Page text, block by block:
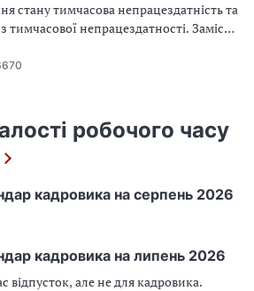
стану тимчасова непрацездатність та
непрацездатності. Замість
частіше використовується е-
встановлює закон? Що робити
непрацездатності? Коли соцстрах
передбачено термін виплати
листа — у статті
робочого часу
кадровика на серпень 2026
кадровика на липень 2026
відпусток, але не для кадровика.